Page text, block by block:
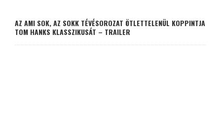
AZ AMI SOK, AZ SOKK TÉVÉSOROZAT ÖTLETTELENÜL KOPPINTJA
TOM HANKS KLASSZIKUSÁT – TRAILER